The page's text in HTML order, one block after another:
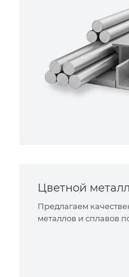
Цветной
Предлагаем
металлов и сплавов